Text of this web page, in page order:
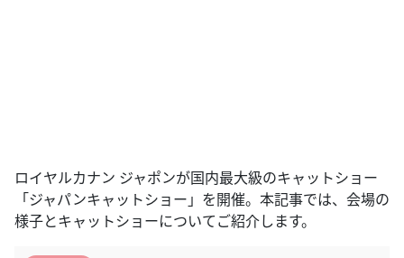
ロイヤルカナン ジャポンが国内最大級のキャットショー
「ジャパンキャットショー」を開催。本記事では、会場の
様子とキャットショーについてご紹介します。